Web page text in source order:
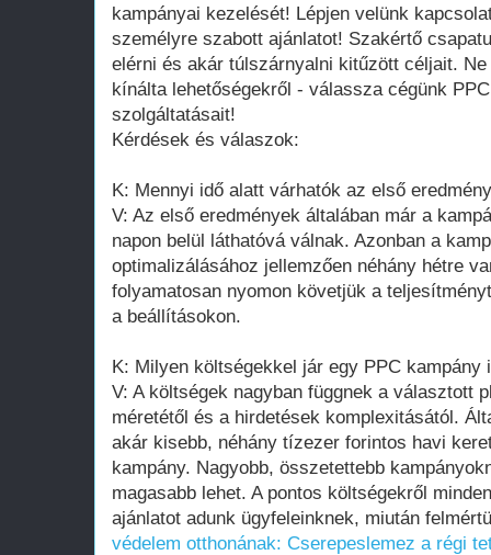
kampányai kezelését! Lépjen velünk
személyre szabott ajánlatot! Szakértő
elérni és akár túlszárnyalni kitűzött céljait.
kínálta lehetőségekről - válassza cégünk
szolgáltatásait!
Kérdések és válaszok:
K: Mennyi idő alatt várhatók az első
V: Az első eredmények általában már a
napon belül láthatóvá válnak. Azonban a
optimalizálásához jellemzően néhány hétre
folyamatosan nyomon követjük a
a beállításokon.
K: Milyen költségekkel jár egy PPC kampány
V: A költségek nagyban függnek a választott
méretétől és a hirdetések komplexitásától.
akár kisebb, néhány tízezer forintos havi
kampány. Nagyobb, összetettebb
magasabb lehet. A pontos költségekről
ajánlatot adunk ügyfeleinknek, miután
védelem otthonának: Cserepeslemez a régi